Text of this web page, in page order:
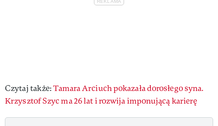
Czytaj także:Tamara Arciuch pokazała dorosłego syna.
Krzysztof Szyc ma 26 lat i rozwija imponującą karierę